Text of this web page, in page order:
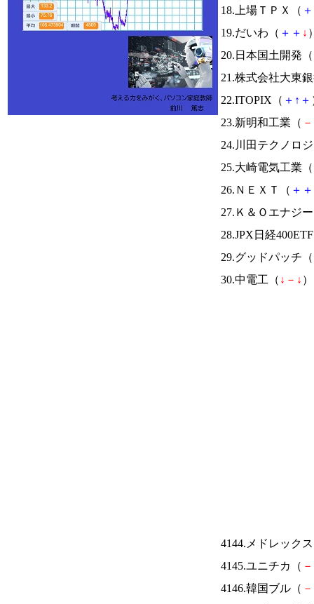
18.上場ＴＰＸ（ ＋
19.だいわ（ ＋ ＋ ↓
20.日本国土開発（
21.株式会社大東
22.ITOPIX（ ＋ ↑ ＋
23.新明和工業（ －
24.川田テクノロ
25.大崎電気工業（
26.ＮＥＸＴ（ ＋ ＋
27.Ｋ＆Ｏエナジ
28.JPX日経
29.グッドパッチ（
30.中電工（ ↓ － ↓
4144.メドレック
4145.ユニチカ（ －
4146.韓国ブル（ －